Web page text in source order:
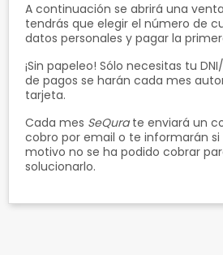
A continuación se abrirá una
tendrás que elegir el número de
datos personales y pagar la
¡Sin papeleo! Sólo necesitas tu
de pagos se harán cada mes
tarjeta.
Cada mes SeQurate enviará un
cobro por email o te informarán
motivo no se ha podido cobrar
solucionarlo.